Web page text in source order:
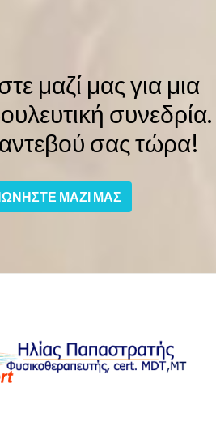
μαζί μας για μια
συνεδρία.
σας τώρα!
ΜΑΖΙ ΜΑΣ